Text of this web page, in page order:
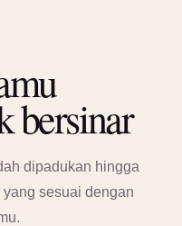
bersinar
dipadukan hingga
sesuai dengan